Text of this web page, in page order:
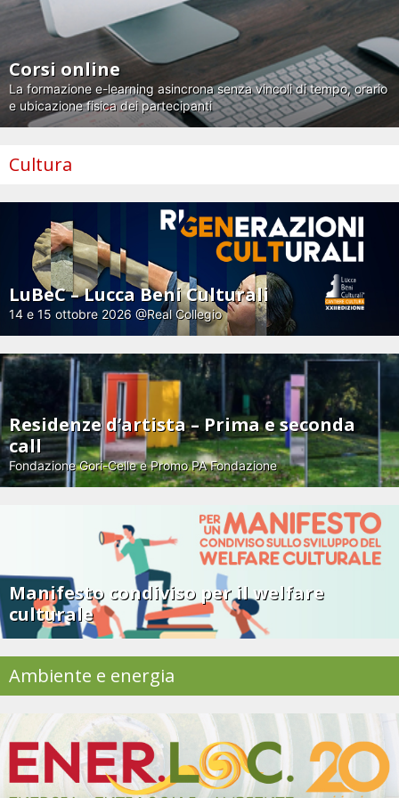
Corsi online
La formazione e-learning asincrona senza vincoli di tempo, orario
e ubicazione fisica dei partecipanti
Cultura
LuBeC – Lucca Beni Culturali
14 e 15 ottobre 2026 @Real Collegio
Residenze d’artista – Prima e seconda
call
Fondazione Gori-Celle e Promo PA Fondazione
Manifesto condiviso per il welfare
culturale
Ambiente e energia